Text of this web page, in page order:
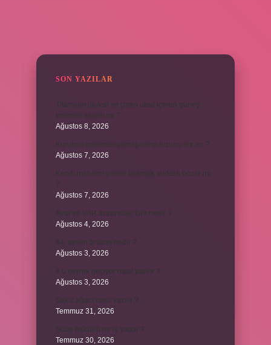
SON YAZILAR
Titanyum dioksit ve çinko oksit içeren güneş
kremleri zararlı mı ?
Ağustos 8, 2026
Kurutma makinesi çamaşırların tozunu alır mı ?
Ağustos 7, 2026
Kendi mahrem yerine bakmak abdesti bozar mı
?
Ağustos 7, 2026
Avar ve VAR arasındaki fark nedir ?
Ağustos 4, 2026
84. ayetin anlamı nedir ?
Ağustos 3, 2026
4’ü çeyrek geçiyor nasıl yazılır ?
Ağustos 3, 2026
Temmuz 31, 2026
Şube müdürü ne iş yapar ?
Temmuz 30, 2026